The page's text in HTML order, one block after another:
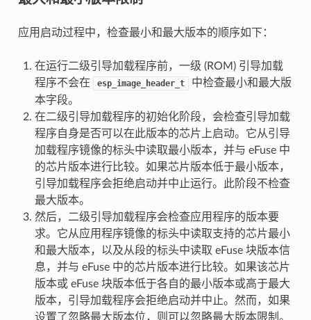
应用启动过程中，检查最小和最大版本的顺序如下：
在运行二级引导加载程序前，一级 (ROM) 引导加载
程序不会在
esp_image_header_t
中检查最小和最大版
本字段。
在二级引导加载程序的初始化阶段，会检查引导加载
程序自身是否可以在此版本的芯片上启动。它从引导
加载程序镜像的标头中读取最小版本，并与 eFuse 中
的芯片版本进行比较。如果芯片版本低于最小版本，
引导加载程序会拒绝启动并中止运行。此阶段不检查
最大版本。
然后，二级引导加载程序会检查应用程序的版本要
求。它从应用程序镜像的标头中读取支持的芯片最小
和最大版本，以及从段的标头中读取 eFuse 块版本信
息，并与 eFuse 中的芯片版本进行比较。如果该芯片
版本或 eFuse 块版本低于各自的最小版本或高于最大
版本，引导加载程序会拒绝启动并中止。然而，如果
设置了忽略最大版本位，则可以忽略最大版本限制。